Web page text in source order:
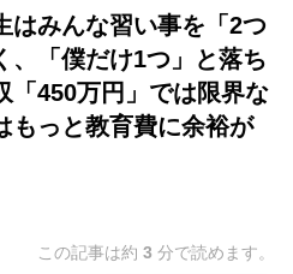
はみんな習い事を「2つ
、「僕だけ1つ」と落ち
450万円」では限界な
もっと教育費に余裕が
この記事は約 3 分で読めます。